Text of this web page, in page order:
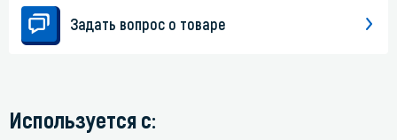
Задать вопрос о товаре
Используется с: